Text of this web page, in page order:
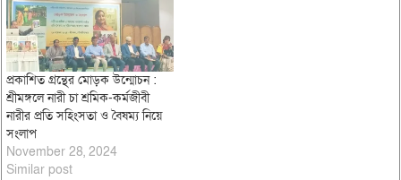
প্রকাশিত গ্রন্থের মোড়ক উন্মোচন :
শ্রীমঙ্গলে নারী চা শ্রমিক-কর্মজীবী
নারীর প্রতি সহিংসতা ও বৈষম্য নিয়ে
সংলাপ
November 28, 2024
Similar post